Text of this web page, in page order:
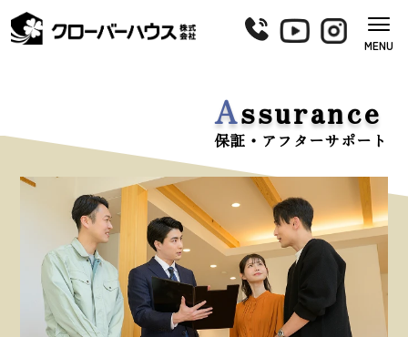
MENU
Assurance
保証・アフターサポート